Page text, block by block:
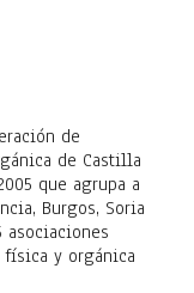
de
de Castilla
que agrupa a
Burgos, Soria
asociaciones
física y orgánica